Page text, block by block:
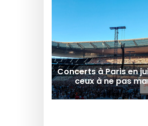
Concerts à Paris en
ceux à ne pas